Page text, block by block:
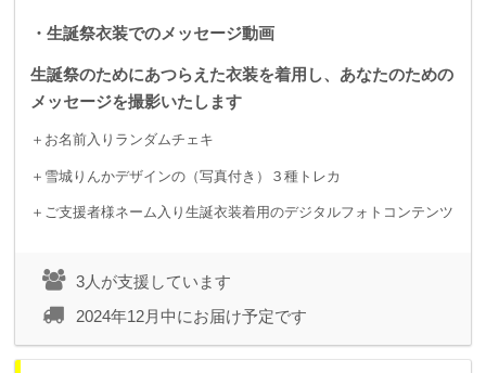
・生誕祭衣装でのメッセージ動画
生誕祭のためにあつらえた衣装を着用し、あなたのための
メッセージを撮影いたします
＋お名前入りランダムチェキ
＋雪城りんかデザインの（写真付き）３種トレカ
＋ご支援者様ネーム入り生誕衣装着用のデジタルフォトコンテンツ
3人が支援しています
2024年12月中にお届け予定です